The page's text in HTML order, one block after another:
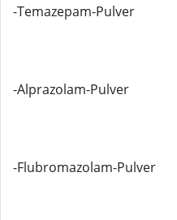
-Temazepam-Pulver
-Alprazolam-Pulver
-Flubromazolam-Pulver